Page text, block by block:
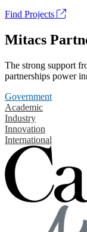
Find Projects
Mitacs
The strong support
partnerships power
Government
Academic
Industry
Innovation
International